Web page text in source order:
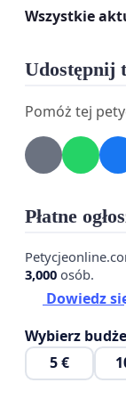
popularnej, a
Zakopane –
mieszkańcom
górskie w
oraz na
trasy
Spiska Biała
Svit. Linia ta
Wszystkie
Udostępnij
Pomóż tej
Płatne
3,000 osób.
Dowiedz
Wybierz
5 €